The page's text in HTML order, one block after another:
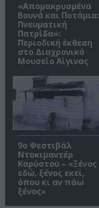
«Απομακρυσμένα
Βουνά και Ποτάμια:
Πνευματική
Πατρίδα»:
Περιοδική έκθεση
στο Διαχρονικό
Μουσείο Αίγινας
9ο Φεστιβάλ
Ντοκιμαντέρ
Καρύστου – «Ξένος
εδώ, ξένος εκεί,
όπου κι αν πάω
ξένος»